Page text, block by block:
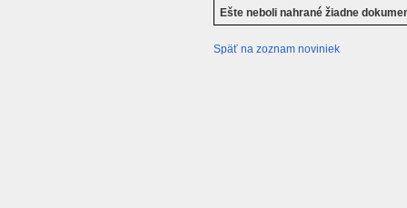
Ešte neboli nahrané žiadne
Späť na zoznam noviniek